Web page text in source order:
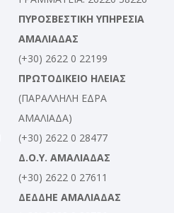
ΠΥΡΟΣΒΕΣΤΙΚΗ ΥΠΗΡΕΣΙΑ
ΑΜΑΛΙΑΔΑΣ
(+30) 2622 0 22199
ΠΡΩΤΟΔΙΚΕΙΟ ΗΛΕΙΑΣ
(ΠΑΡΑΛΛΗΛΗ ΕΔΡΑ
ΑΜΑΛΙΑΔΑ)
(+30) 2622 0 28477
Δ.Ο.Υ. ΑΜΑΛΙΑΔΑΣ
(+30) 2622 0 27611
ΔΕΔΔΗΕ ΑΜΑΛΙΑΔΑΣ